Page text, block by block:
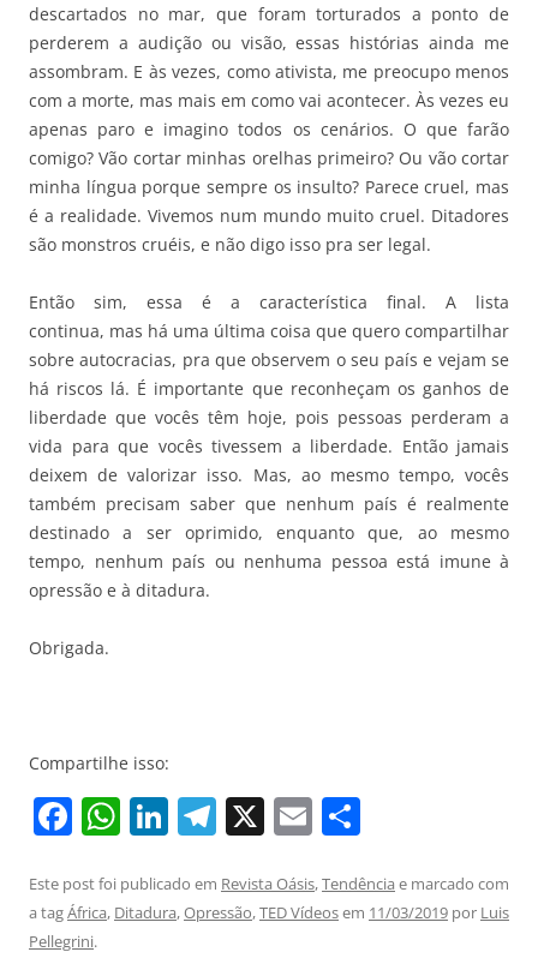
descartados no mar, que foram torturados a ponto de
perderem a audição ou visão, essas histórias ainda me
assombram. E às vezes, como ativista, me preocupo menos
com a morte, mas mais em como vai acontecer. Às vezes eu
apenas paro e imagino todos os cenários. O que farão
comigo? Vão cortar minhas orelhas primeiro? Ou vão cortar
minha língua porque sempre os insulto? Parece cruel, mas
é a realidade. Vivemos num mundo muito cruel. Ditadores
são monstros cruéis, e não digo isso pra ser legal.
Então sim, essa é a característica final. A lista
continua, mas há uma última coisa que quero compartilhar
sobre autocracias, pra que observem o seu país e vejam se
há riscos lá. É importante que reconheçam os ganhos de
liberdade que vocês têm hoje, pois pessoas perderam a
vida para que vocês tivessem a liberdade. Então jamais
deixem de valorizar isso. Mas, ao mesmo tempo, vocês
também precisam saber que nenhum país é realmente
destinado a ser oprimido, enquanto que, ao mesmo
tempo, nenhum país ou nenhuma pessoa está imune à
opressão e à ditadura.
Obrigada.
Compartilhe isso:
F
c
e
W
at
s
Li
k
e
T
e
gr
X E
ai
l
ar
e
Este post foi publicado em Revista Oásis,Tendência e marcado com
a tagÁfrica, Ditadura,Opressão,TED Vídeosem 11/03/2019 por Luis
Pellegrini.